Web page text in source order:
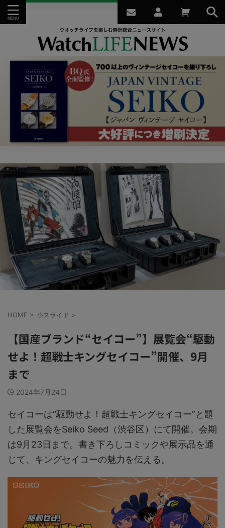
HOME > 小スライド >
【国産ブランド“セイコー”】展覧会“駆動
せよ！超戦士キングセイコー”開催、9月
まで
2024年7月24日
セイコーは“駆動せよ！超戦士キングセイコー”と題
した展覧会をSeiko Seed（渋谷区）にて開催。会期
は9月23日まで。書き下ろしコミックや展示品を通
じて、キングセイコーの魅力を伝える。